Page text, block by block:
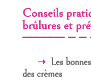
Conseils
brûlures et
Les
des crèmes